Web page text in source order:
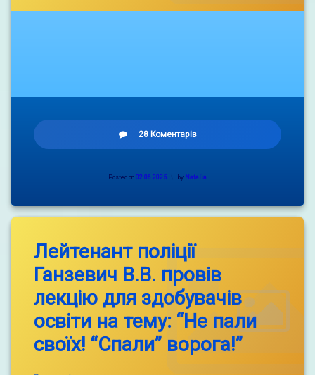
28 Коментарівдо
Posted on 02.06.2025 by Natalia
Лейтенант поліції
Ганзевич В.В. провів
лекцію для здобувачів
освіти на тему: “Не пали
своїх! “Спали” ворога!”